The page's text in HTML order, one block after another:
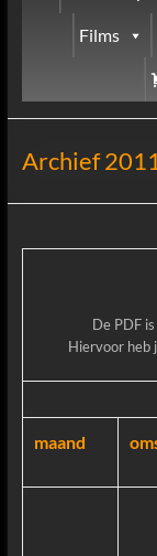
Films
Archief
De PDF
Hiervoor heb
maand